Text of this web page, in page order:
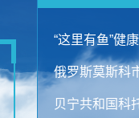
“这里有鱼”健
俄罗斯莫斯科
贝宁共和国